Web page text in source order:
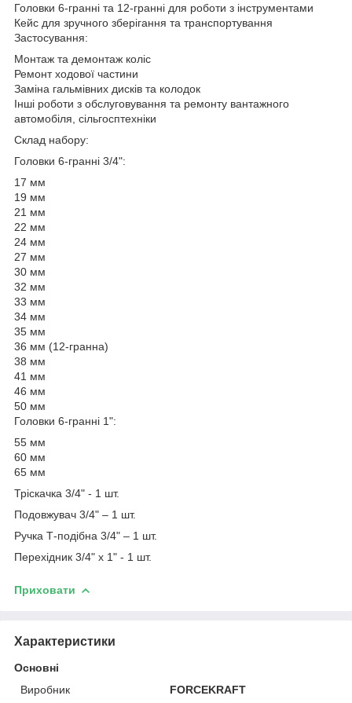
Головки 6-гранні та 12-гранні для роботи з інструментами
Кейс для зручного зберігання та транспортування
Застосування:
Монтаж та демонтаж коліс
Ремонт ходової частини
Заміна гальмівних дисків та колодок
Інші роботи з обслуговування та ремонту вантажного
автомобіля, сільгосптехніки
Склад набору:
Головки 6-гранні 3/4":
17 мм
19 мм
21 мм
22 мм
24 мм
27 мм
30 мм
32 мм
33 мм
34 мм
35 мм
36 мм (12-гранна)
38 мм
41 мм
46 мм
50 мм
Головки 6-гранні 1":
55 мм
60 мм
65 мм
Тріскачка 3/4" - 1 шт.
Подовжувач 3/4" – 1 шт.
Ручка Т-подібна 3/4" – 1 шт.
Перехідник 3/4" х 1" - 1 шт.
Приховати
Характеристики
Основні
Виробник
FORCEKRAFT